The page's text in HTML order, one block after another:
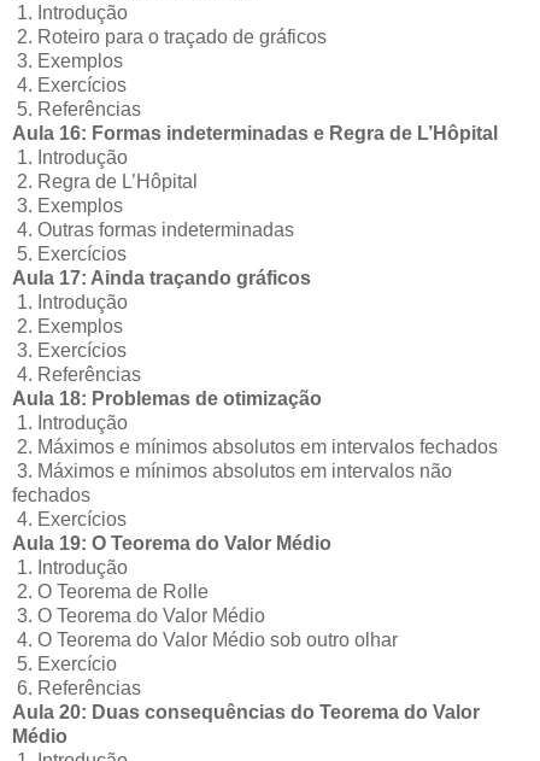
1. Introdução
2. Roteiro para o traçado de gráficos
3. Exemplos
4. Exercícios
5. Referências
Aula 16: Formas indeterminadas e Regra de L’Hôpital
1. Introdução
2. Regra de L’Hôpital
3. Exemplos
4. Outras formas indeterminadas
5. Exercícios
Aula 17: Ainda traçando gráficos
1. Introdução
2. Exemplos
3. Exercícios
4. Referências
Aula 18: Problemas de otimização
1. Introdução
2. Máximos e mínimos absolutos em intervalos fechados
3. Máximos e mínimos absolutos em intervalos não
fechados
4. Exercícios
Aula 19: O Teorema do Valor Médio
1. Introdução
2. O Teorema de Rolle
3. O Teorema do Valor Médio
4. O Teorema do Valor Médio sob outro olhar
5. Exercício
6. Referências
Aula 20: Duas consequências do Teorema do Valor
Médio